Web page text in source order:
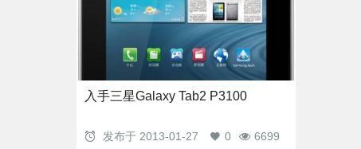
入手三星Galaxy Tab2 P3100
发布于 2013-01-27 6699
0